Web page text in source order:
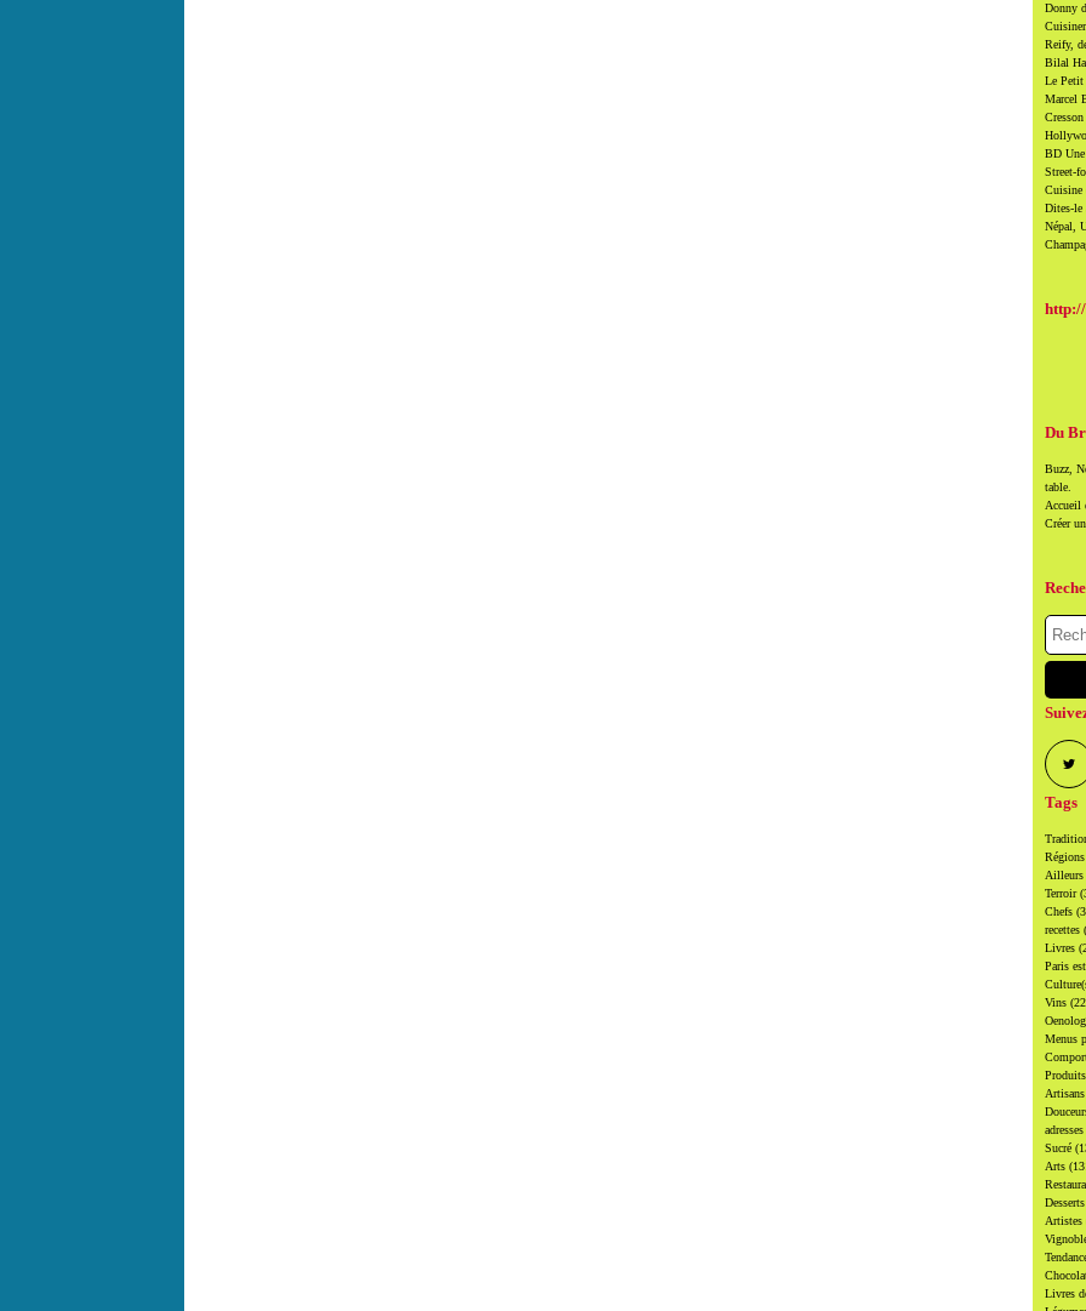
Donny
Reify,
Bilal
Le Petit
Marcel
BD Une
Street-
Cuisine
Dites-le
Népal,
Du
Buzz,
table.
Accueil
Créer
Tags
Régions
Ailleurs
Terroir
Chefs
recettes
Livres
Paris
Vins
Menus
Produits
Artisans
adresses
Sucré
Arts
Desserts
Artistes
Livres